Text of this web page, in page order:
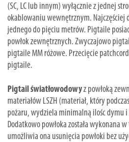
(SC, LC lub innym) wyłącznie z jednej
okablowaniu wewnętrznym. Najczęściej
jednego do pięciu metrów. Pigtaile
powłok zewnętrznych. Zwyczajowo
pigtaile MM różowe. Przecięcie
pigtaile.
Pigtail światłowodowyz powłoką
materiałów LSZH (materiał, który
pożaru, wydziela minimalną ilośc dymu
Dodatkowo powłoka została wykonana w
umożliwia ona usunięcia powłoki bez